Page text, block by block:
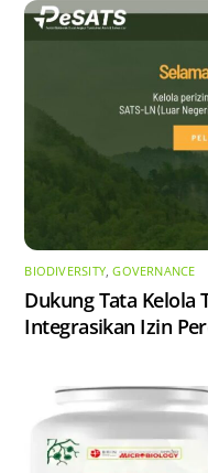
BIODIVERSITY,GOVERNANCE
Dukung Tata Kelola
Integrasikan Izin